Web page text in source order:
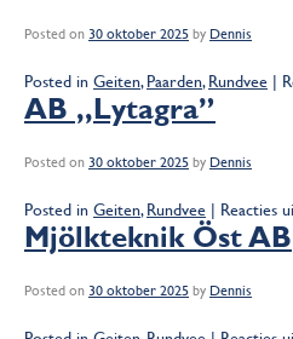
Posted on 30 oktober 2025 by Dennis
Posted in Geiten,Paarden,Rundvee |
AB ,,Lytagra”
Posted on 30 oktober 2025 by Dennis
Posted in Geiten,Rundvee | Reacties
Mjölkteknik Öst AB
Posted on 30 oktober 2025 by Dennis